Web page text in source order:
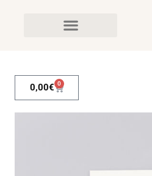
0,00€ 0